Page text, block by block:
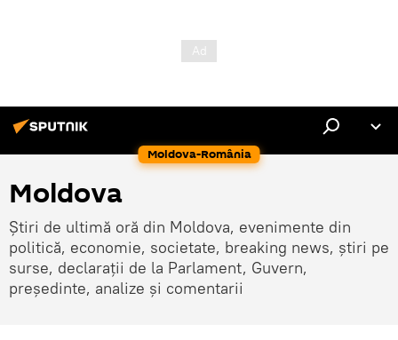
Moldova-România
Moldova
Știri de ultimă oră din Moldova, evenimente din
politică, economie, societate, breaking news, știri pe
surse, declarații de la Parlament, Guvern,
președinte, analize și comentarii